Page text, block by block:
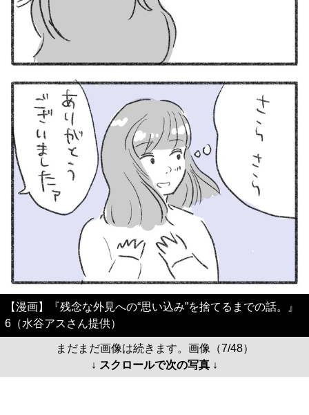
【漫画】『残念な外見への“思い込み”を捨てるまでの話。』
6（水谷アスさん提供）
まだまだ画像は続きます。画像（7/48）
↓ スクロールで次の写真 ↓